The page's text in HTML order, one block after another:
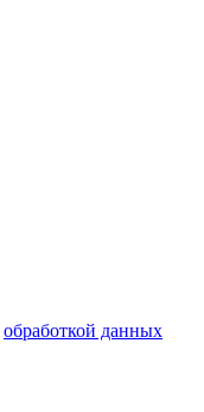
обработкой данных